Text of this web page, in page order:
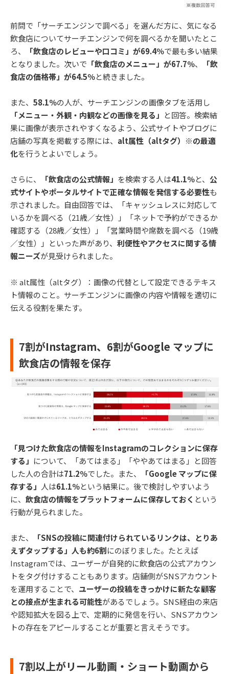
前問で「サーチエンジンで調べる」を選んだ方に、気になる
飲食店についてサーチエンジンで何を調べるかを聞いたとこ
ろ、
「飲食店のレビューや口コミ」が69.4％で最も多い結果
となりました。次いで 「飲食店のメニュー」が67.7％、
「飲
食店の価格帯」が64.5％と続きました。
また、 58.1％の人が、サーチエンジンの画像タブを活用し
「メニュー・外観・内観などの画像を見る」 と回答。検索結
果に画像が表示されやすくなるよう、公式サイトやブログに
店舗の写真を掲載する際には、 alt属性（altタグ）※の最適
化を行うとよいでしょう。
さらに、 「飲食店の公式情報」 を検索する人は41.1％と、 公
式サイトやポータルサイトで正確な情報を発信する必要性も
示されました。自由回答では、「キャッシュレスに対応して
いるかを調べる（21歳／女性）」「ネットで予約ができるか
確認する（28歳／女性）」「営業時間や席数を調べる（19歳
／女性）」といった声があり、 利便性やアクセスに関する情
報ニーズが見受けられました。
※ alt属性（altタグ）：画像の代替として設定できるテキス
ト情報のこと。サーチエンジンに画像の内容や情報を適切に
伝える役割を果たす。
7割がInstagram、6割がGoogle マップに
飲食店の情報を保存
「見つけた飲食店の情報をInstagramのコレクションに保存
する」 について、「あてはまる」「ややあてはまる」と回答
した人の合計は71.2％でした。また、
「Google マップに保
存する」 人は61.1％という結果に。後で検討しやすいよう
に、 飲食店の情報をプラットフォームに保存しておく という
行動が見られました。
また、
「SNSの投稿に関連付けられているリンクは、とりあ
えずタップする」人も約6割にのぼりました。たとえば
Instagramでは、ユーザーが自発的に飲食店の公式アカウン
トをタグ付けすることもあります。店舗側がSNSアカウント
を運用することで、 ユーザーの投稿をきっかけに新たな顧客
との接点が生まれる可能性があるでしょう。SNS経由の来店
や認知拡大を図る上で、定期的に発信を行い、SNSアカウン
トの存在をアピールすることが重要と言えそうです。
7割以上がリール動画・ショート動画から